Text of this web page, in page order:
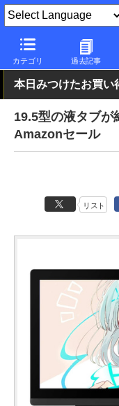
カテゴリ 過去記事
PC Watch 半導体/周辺
本日みつけたお買い
19.5型の液タブが
Amazonセール
リスト